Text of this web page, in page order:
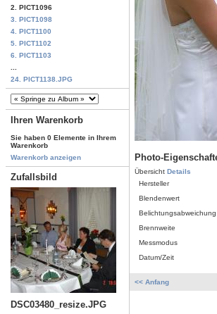
2. PICT1096
3. PICT1098
4. PICT1100
5. PICT1102
6. PICT1103
24. PICT1138.JPG
Ihren Warenkorb
Sie haben 0 Elemente in Ihrem
Warenkorb
Warenkorb anzeigen
Zufallsbild
DSC03480_resize.JPG
Photo-
Übersicht Details
Hersteller
Blendenwert
Belichtungsabweichung
Brennweite
Messmodus
Datum/Zeit
<< Anfang